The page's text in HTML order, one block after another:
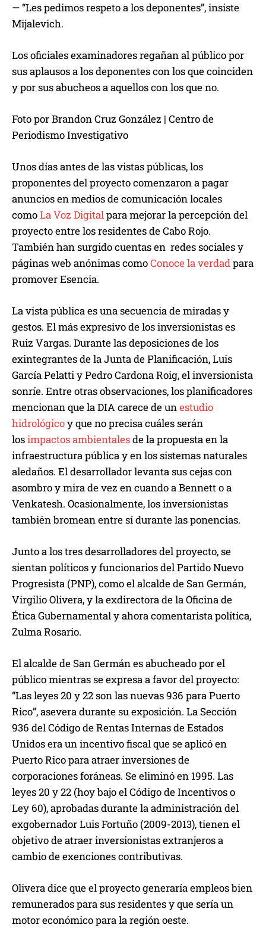
— “Les pedimos respeto a los deponentes”, insiste
Mijalevich.
Los oficiales examinadores regañan al público por
sus aplausos a los deponentes con los que coinciden
y por sus abucheos a aquellos con los que no.
Foto por Brandon Cruz González | Centro de
Periodismo Investigativo
Unos días antes de las vistas públicas, los
proponentes del proyecto comenzaron a pagar
anuncios en medios de comunicación locales
comoLa Voz Digitalpara mejorar la percepción del
proyecto entre los residentes de Cabo Rojo.
También han surgido cuentas en redes sociales y
páginas web anónimas comoConoce la verdadpara
promover Esencia.
La vista pública es una secuencia de miradas y
gestos. El más expresivo de los inversionistas es
Ruiz Vargas. Durante las deposiciones de los
exintegrantes de la Junta de Planificación, Luis
García Pelatti y Pedro Cardona Roig, el inversionista
sonríe. Entre otras observaciones, los planificadores
mencionan que la DIA carece de unestudio
hidrológicoy que no precisa cuáles serán
losimpactos ambientalesde la propuesta en la
infraestructura pública y en los sistemas naturales
aledaños. El desarrollador levanta sus cejas con
asombro y mira de vez en cuando a Bennett o a
Venkatesh. Ocasionalmente, los inversionistas
también bromean entre sí durante las ponencias.
Junto a los tres desarrolladores del proyecto, se
sientan políticos y funcionarios del Partido Nuevo
Progresista (PNP), como el alcalde de San Germán,
Virgilio Olivera, y la exdirectora de la Oficina de
Ética Gubernamental y ahora comentarista política,
Zulma Rosario.
El alcalde de San Germán es abucheado por el
público mientras se expresa a favor del proyecto:
“Las leyes 20 y 22 son las nuevas 936 para Puerto
Rico”, asevera durante su exposición. La Sección
936 del Código de Rentas Internas de Estados
Unidos era un incentivo fiscal que se aplicó en
Puerto Rico para atraer inversiones de
corporaciones foráneas. Se eliminó en 1995. Las
leyes 20 y 22 (hoy bajo el Código de Incentivos o
Ley 60), aprobadas durante la administración del
exgobernador Luis Fortuño (2009-2013), tienen el
objetivo de atraer inversionistas extranjeros a
cambio de exenciones contributivas.
Olivera dice que el proyecto generaría empleos bien
remunerados para sus residentes y que sería un
motor económico para la región oeste.